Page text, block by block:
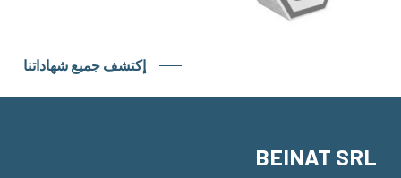
إكتشف جميع شهاداتنا
BEINAT SRL